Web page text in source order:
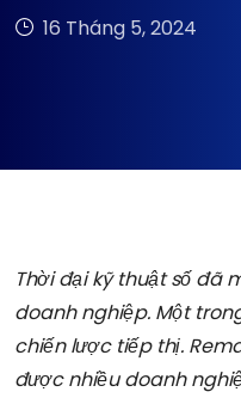
16 Tháng 5, 2024
Thời đại kỹ thuật số đã
doanh nghiệp. Một
chiến lược tiếp thị.
được nhiều doanh